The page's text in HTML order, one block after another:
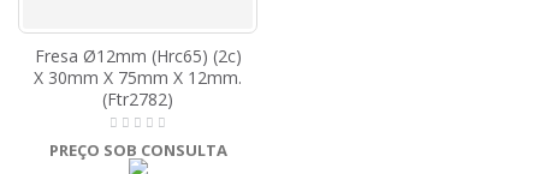
Fresa Ø12mm (Hrc65) (2c)
X 30mm X 75mm X 12mm.
(Ftr2782)
PREÇO SOB CONSULTA